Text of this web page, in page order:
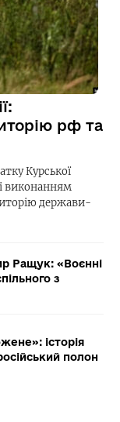
рф та
Курської
виконанням
держави-
Ращук: «Воєнні
з
історія
полон